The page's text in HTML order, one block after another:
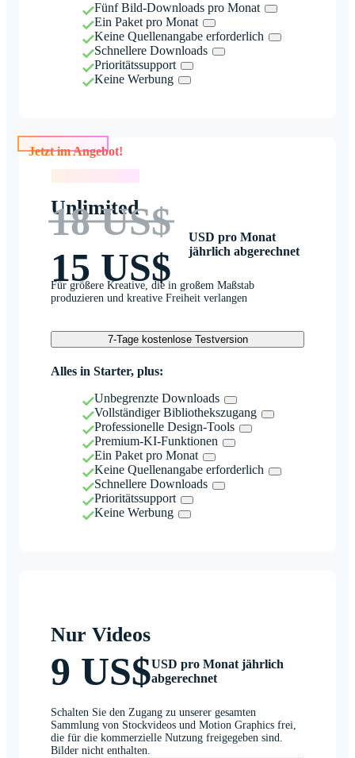
Fünf Bild-Downloads pro Monat
Ein Paket pro Monat
Keine Quellenangabe erforderlich
Schnellere Downloads
Prioritätssupport
Keine Werbung
Jetzt im Angebot!
Unlimited
18 US$
15 US$
USD pro Monat
jährlich abgerechnet
Für größere Kreative, die in großem Maßstab
produzieren und kreative Freiheit verlangen
7-Tage kostenlose Testversion
Alles in Starter, plus:
Unbegrenzte Downloads
Vollständiger Bibliothekszugang
Professionelle Design-Tools
Premium-KI-Funktionen
Ein Paket pro Monat
Keine Quellenangabe erforderlich
Schnellere Downloads
Prioritätssupport
Keine Werbung
Nur Videos
9 US$USD pro Monat jährlich
abgerechnet
Schalten Sie den Zugang zu unserer gesamten
Sammlung von Stockvideos und Motion Graphics frei,
die für die kommerzielle Nutzung freigegeben sind.
Bilder nicht enthalten.